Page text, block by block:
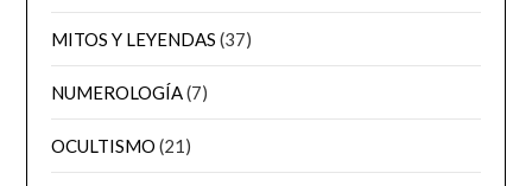
MITOS Y LEYENDAS (37)
NUMEROLOGÍA(7)
OCULTISMO (21)